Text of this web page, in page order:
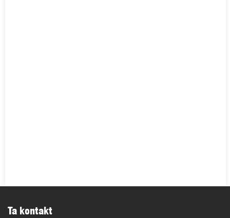
Ta kontakt